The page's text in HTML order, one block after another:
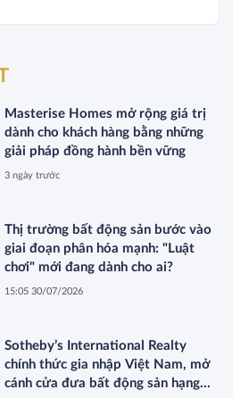
Masterise Homes mở rộng giá trị
dành cho khách hàng bằng những
giải pháp đồng hành bền vững
3 ngày trước
Thị trường bất động sản bước vào
giai đoạn phân hóa mạnh: "Luật
chơi" mới đang dành cho ai?
15:05 30/07/2026
Sotheby’s International Realty
chính thức gia nhập Việt Nam, mở
cánh cửa đưa bất động sản hạng